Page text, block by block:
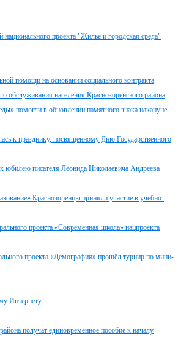
проекта "Жилье и городская среда"
помощи на основании социального контракта
населения Краснозоренского района
помогли в обновлении памятного знака накануне
к празднику, посвященному Дню Государственного
юбилею писателя Леонида Николаевича Андреева
Краснозоренцы приняли участие в учебно-
проекта «Современная школа» нацпроекта
проекта «Демография» прошёл турнир по мини-
Интернету
получат единовременное пособие к началу